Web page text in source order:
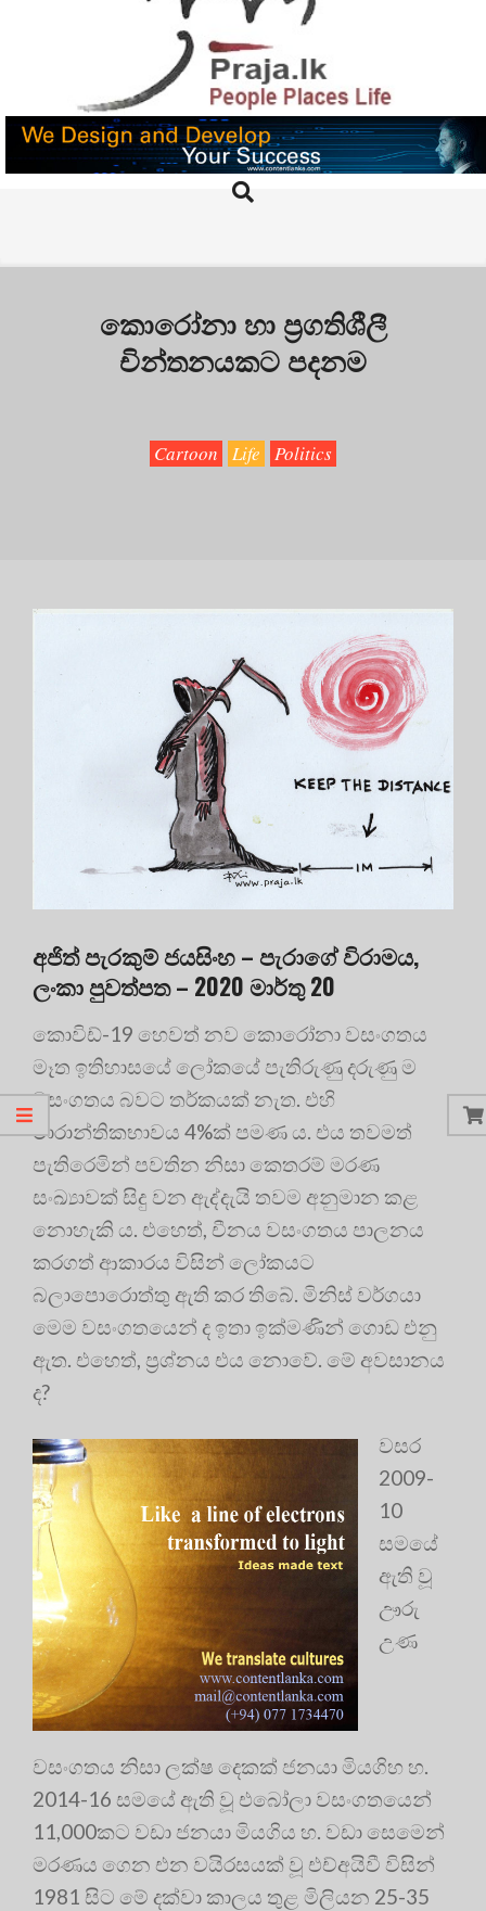
PRAJA.LK
Search
කොරෝනා හා ප්‍රගතිශීලී
චින්තනයකට පදනම
Cartoon Life Politics
අජිත් පැරකුම් ජයසිංහ – පැරාගේ විරාමය,
ලංකා පුවත්පත – 2020 මාර්තු 20
කොවිඩ්-19 හෙවත් නව කොරෝනා වසංගතය
මෑත ඉතිහාසයේ ලෝකයේ පැතිරුණු දරුණු ම
වසංගතය බවට තර්කයක් නැත. එහි
මාරාන්තිකභාවය 4%ක් පමණ ය. එය තවමත්
පැතිරෙමින් පවතින නිසා කෙතරම් මරණ
සංඛ්‍යාවක් සිදු වන ඇද්දැයි තවම අනුමාන කළ
නොහැකි ය. එහෙත්, චීනය වසංගතය පාලනය
කරගත් ආකාරය විසින් ලෝකයට
බලාපොරොත්තු ඇති කර තිබේ. මිනිස් වර්ගයා
මෙම වසංගතයෙන් ද ඉතා ඉක්මණින් ගොඩ එනු
ඇත. එහෙත්, ප්‍රශ්නය එය නොවේ. මේ අවසානය
ද?
වසර
2009-
10
සමයේ
ඇති වූ
ඌරු
උණ
වසංගතය නිසා ලක්ෂ දෙකක් ජනයා මියගිහ හ.
2014-16 සමයේ ඇති වූ එබෝලා වසංගතයෙන්
11,000කට වඩා ජනයා මියගිය හ. වඩා සෙමෙන්
මරණය ගෙන එන වයිරසයක් වූ එච්අයිවී විසින්
1981 සිට මේ දක්වා කාලය තුළ මිලියන 25-35